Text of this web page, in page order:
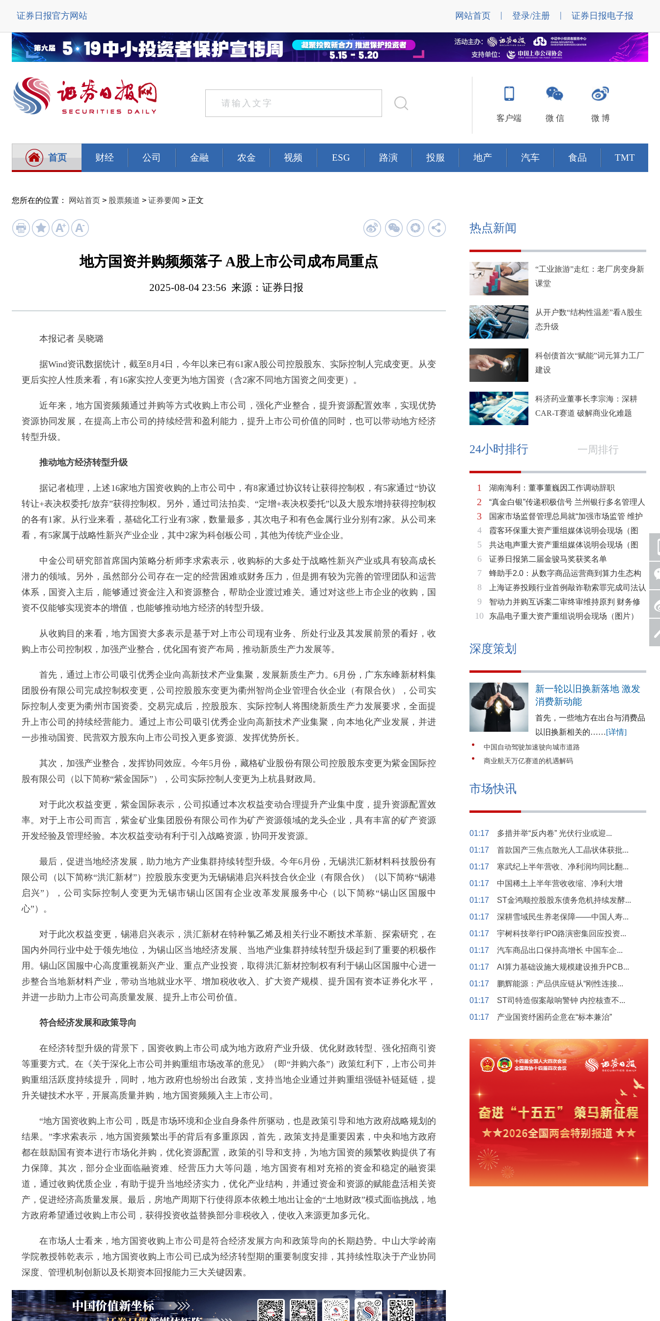
证券日报官方网站 网站首页 | 登录/注册 | 证券日报电子报
客户端 微 信 微 博
首页 财经 公司 金融 农金 视频 ESG 路演 投服 地产 汽车 食品 TMT
您所在的位置： 网站首页 > 股票频道 > 证券要闻 > 正文
地方国资并购频频落子 A股上市公司成布局重点
2025-08-04 23:56 来源：证券日报
本报记者 吴晓璐
据Wind资讯数据统计，截至8月4日，今年以来已有61家A股公司控股股东、实际控制人完成变更。从变
更后实控人性质来看，有16家实控人变更为地方国资（含2家不同地方国资之间变更）。
近年来，地方国资频频通过并购等方式收购上市公司，强化产业整合，提升资源配置效率，实现优势
资源协同发展，在提高上市公司的持续经营和盈利能力，提升上市公司价值的同时，也可以带动地方经济
转型升级。
推动地方经济转型升级
据记者梳理，上述16家地方国资收购的上市公司中，有8家通过协议转让获得控制权，有5家通过“协议
转让+表决权委托/放弃”获得控制权。另外，通过司法拍卖、“定增+表决权委托”以及大股东增持获得控制权
的各有1家。从行业来看，基础化工行业有3家，数量最多，其次电子和有色金属行业分别有2家。从公司来
看，有5家属于战略性新兴产业企业，其中2家为科创板公司，其他为传统产业企业。
中金公司研究部首席国内策略分析师李求索表示，收购标的大多处于战略性新兴产业或具有较高成长
潜力的领域。另外，虽然部分公司存在一定的经营困难或财务压力，但是拥有较为完善的管理团队和运营
体系，国资入主后，能够通过资金注入和资源整合，帮助企业渡过难关。通过对这些上市企业的收购，国
资不仅能够实现资本的增值，也能够推动地方经济的转型升级。
从收购目的来看，地方国资大多表示是基于对上市公司现有业务、所处行业及其发展前景的看好，收
购上市公司控制权，加强产业整合，优化国有资产布局，推动新质生产力发展等。
首先，通过上市公司吸引优秀企业向高新技术产业集聚，发展新质生产力。6月份，广东东峰新材料集
团股份有限公司完成控制权变更，公司控股股东变更为衢州智尚企业管理合伙企业（有限合伙），公司实
际控制人变更为衢州市国资委。交易完成后，控股股东、实际控制人将围绕新质生产力发展要求，全面提
升上市公司的持续经营能力。通过上市公司吸引优秀企业向高新技术产业集聚，向本地化产业发展，并进
一步推动国资、民营双方股东向上市公司投入更多资源、发挥优势所长。
其次，加强产业整合，发挥协同效应。今年5月份，藏格矿业股份有限公司控股股东变更为紫金国际控
股有限公司（以下简称“紫金国际”），公司实际控制人变更为上杭县财政局。
对于此次权益变更，紫金国际表示，公司拟通过本次权益变动合理提升产业集中度，提升资源配置效
率。对于上市公司而言，紫金矿业集团股份有限公司作为矿产资源领域的龙头企业，具有丰富的矿产资源
开发经验及管理经验。本次权益变动有利于引入战略资源，协同开发资源。
最后，促进当地经济发展，助力地方产业集群持续转型升级。今年6月份，无锡洪汇新材料科技股份有
限公司（以下简称“洪汇新材”）控股股东变更为无锡锡港启兴科技合伙企业（有限合伙）（以下简称“锡港
启兴”），公司实际控制人变更为无锡市锡山区国有企业改革发展服务中心（以下简称“锡山区国服中
心”）。
对于此次权益变更，锡港启兴表示，洪汇新材在特种氯乙烯及相关行业不断技术革新、探索研究，在
国内外同行业中处于领先地位，为锡山区当地经济发展、当地产业集群持续转型升级起到了重要的积极作
用。锡山区国服中心高度重视新兴产业、重点产业投资，取得洪汇新材控制权有利于锡山区国服中心进一
步整合当地新材料产业，带动当地就业水平、增加税收收入、扩大资产规模、提升国有资本证券化水平，
并进一步助力上市公司高质量发展、提升上市公司价值。
符合经济发展和政策导向
在经济转型升级的背景下，国资收购上市公司成为地方政府产业升级、优化财政转型、强化招商引资
等重要方式。在《关于深化上市公司并购重组市场改革的意见》（即“并购六条”）政策红利下，上市公司并
购重组活跃度持续提升，同时，地方政府也纷纷出台政策，支持当地企业通过并购重组强链补链延链，提
升关键技术水平，开展高质量并购，地方国资频频入主上市公司。
“地方国资收购上市公司，既是市场环境和企业自身条件所驱动，也是政策引导和地方政府战略规划的
结果。”李求索表示，地方国资频繁出手的背后有多重原因，首先，政策支持是重要因素，中央和地方政府
都在鼓励国有资本进行市场化并购，优化资源配置，政策的引导和支持，为地方国资的频繁收购提供了有
力保障。其次，部分企业面临融资难、经营压力大等问题，地方国资有相对充裕的资金和稳定的融资渠
道，通过收购优质企业，有助于提升当地经济实力，优化产业结构，并通过资金和资源的赋能盘活相关资
产，促进经济高质量发展。最后，房地产周期下行使得原本依赖土地出让金的“土地财政”模式面临挑战，地
方政府希望通过收购上市公司，获得投资收益替换部分非税收入，使收入来源更加多元化。
在市场人士看来，地方国资收购上市公司是符合经济发展方向和政策导向的长期趋势。中山大学岭南
学院教授韩乾表示，地方国资收购上市公司已成为经济转型期的重要制度安排，其持续性取决于产业协同
深度、管理机制创新以及长期资本回报能力三大关键因素。
热点新闻
“工业旅游”走红：老厂房变身新
课堂
从开户数“结构性温差”看A股生
态升级
科创债首次“赋能”词元算力工厂
建设
科济药业董事长李宗海：深耕
CAR-T赛道 破解商业化难题
24小时排行 一周排行
1
2
3
4
5
6
7
8
9
10
湖南海利：董事董巍因工作调动辞职
“真金白银”传递积极信号 兰州银行多名管理人
员拟增持公司股份不低于600万元
国家市场监督管理总局就“加强市场监管 维护
市场秩序”答记者问
霞客环保重大资产重组媒体说明会现场（图
片）
共达电声重大资产重组媒体说明会现场（图
片）
证券日报第二届金骏马奖获奖名单
蜂助手2.0：从数字商品运营商到算力生态构
建者的跃迁
上海证券投顾行业首例敲诈勒索罪完成司法认
定 司法机关重拳打击“职业索赔人”
智动力并购互诉案二审终审维持原判 财务修
复与估值空间同步打开
东晶电子重大资产重组说明会现场（图片）
深度策划
新一轮以旧换新落地 激发
消费新动能
首先，一些地方在出台与消费品
以旧换新相关的……[详情]
中国自动驾驶加速驶向城市道路
商业航天万亿赛道的机遇解码
市场快讯
01:17
多措并举“反内卷” 光伏行业或迎...
01:17
首款国产三焦点散光人工晶状体获批...
01:17
寒武纪上半年营收、净利润均同比翻...
01:17
中国稀土上半年营收收缩、净利大增
01:17
ST金鸿顺控股股东债务危机持续发酵...
01:17
深耕雪域民生养老保障——中国人寿...
01:17
宇树科技举行IPO路演密集回应投资...
01:17
汽车商品出口保持高增长 中国车企...
01:17
AI算力基础设施大规模建设推升PCB...
01:17
鹏辉能源：产品供应链从“刚性连接...
01:17
ST司特造假案敲响警钟 内控核查不...
01:17
产业国资纾困药企意在“标本兼治”